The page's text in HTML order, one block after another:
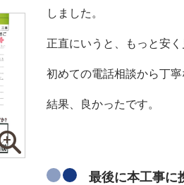
しました。
正直にいうと、もっと安
初めての電話相談から丁
結果、良かったです。
最後に本工事に